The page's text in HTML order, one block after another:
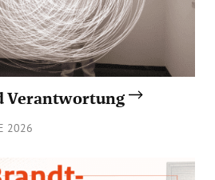
Verantwortung
2026